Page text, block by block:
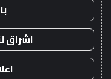
اشراق